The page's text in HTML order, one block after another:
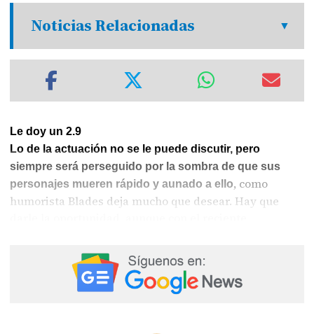
Noticias Relacionadas
Le doy un 2.9
Lo de la actuación no se le puede discutir, pero
siempre será perseguido por la sombra de que sus
personajes mueren rápido y aunado a ello, como
humorista Blades deja mucho que desear. Hay que
igual de desesperada que su personaje, quería que el
video se acabara.